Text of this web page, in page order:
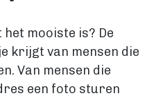
het mooiste is? De
krijgt van mensen die
Van mensen die
een foto sturen